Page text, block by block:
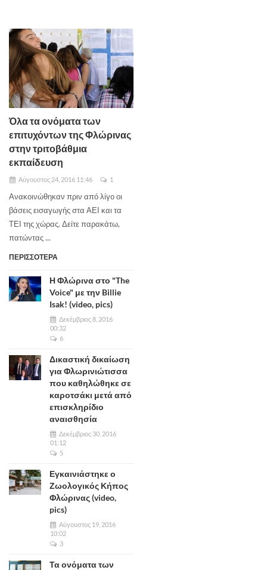
Όλα τα ονόματα των
επιτυχόντων της Φλώρινας
στην τριτοβάθμια
εκπαίδευση
Αύγουστος 24, 2016 11:46 1
Ανακοινώθηκαν πριν από λίγο οι
βάσεις εισαγωγής στα ΑΕΙ και τα
ΤΕΙ της χώρας. Δείτε παρακάτω,
πατώντας ...
ΠΕΡΙΣΣΟΤΕΡΑ
Η Φλώρινα στο "The
Voice" με την Billie
Isak! (video, pics)
Δεκέμβριος 8, 2016
00:32
6
Δικαστική δικαίωση
για Φλωρινιώτισσα
που καθηλώθηκε σε
καροτσάκι μετά από
επισκληρίδιο
αναισθησία
Δεκέμβριος 30, 2016
01:12
5
Εγκαινιάστηκε ο
Ζωολογικός Κήπος
Φλώρινας (video,
pics)
Αύγουστος 19, 2016
10:02
3
Τα ονόματα των